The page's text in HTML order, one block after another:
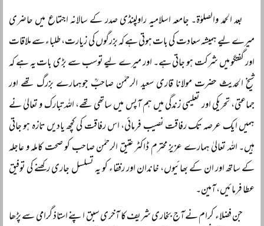
بعد الحمد والصلوٰۃ۔ جامعہ اسلامیہ راولپنڈی صدر کے سالانہ اجتماع میں حاضری
میرے لیے ہمیشہ سعادت کی بات ہوتی ہے کہ بزرگوں کی زیارت، طلباء سے ملاقات
اور گفتگو میں شرکت ہو جاتی ہے۔ اور میرے لیے توسب سے بڑی بات یہ ہے کہ
شیخ الحدیث حضرت مولانا قاری سعید الرحمٰن صاحبؒ جوہمارے بزرگ تھے اور
جماعتی، تحریکی اور تعلیمی زندگی میں ہم آپس میں ساتھی تھے، اللہ تبارک و تعالیٰ نے
ہمیں ایک عرصہ تک رفاقت نصیب فرمائی، اس رفاقت کی کچھ یادیں تازہ ہو جاتی
ہیں۔ اللہ تعالیٰ ہمارے عزیز محترم ڈاکٹر عتیق الرحمٰن صاحب کو صحت کاملہ و عاجلہ
کے ساتھ اور ان کے بھائیوں، خاندان اور رفقاء کو یہ تسلسل جاری رکھنے کی توفیق
عطا فرمائیں، آمین۔
جن فضلاء کرام نے آج بخاری شریف کا آخری سبق اپنے استاذ گرامی سے پڑھا